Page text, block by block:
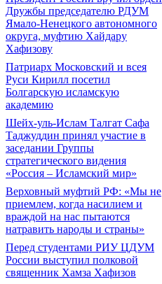
Дружбы председателю РДУМ
Ямало-Ненецкого автономного
округа, муфтию Хайдару
Хафизову
Патриарх Московский и всея
Руси Кирилл посетил
Болгарскую исламскую
академию
Шейх-уль-Ислам Талгат Сафа
Таджуддин принял участие в
заседании Группы
стратегического видения
«Россия – Исламский мир»
Верховный муфтий РФ: «Мы не
приемлем, когда насилием и
враждой на нас пытаются
натравить народы и страны»
Перед студентами РИУ ЦДУМ
России выступил полковой
священник Хамза Хафизов